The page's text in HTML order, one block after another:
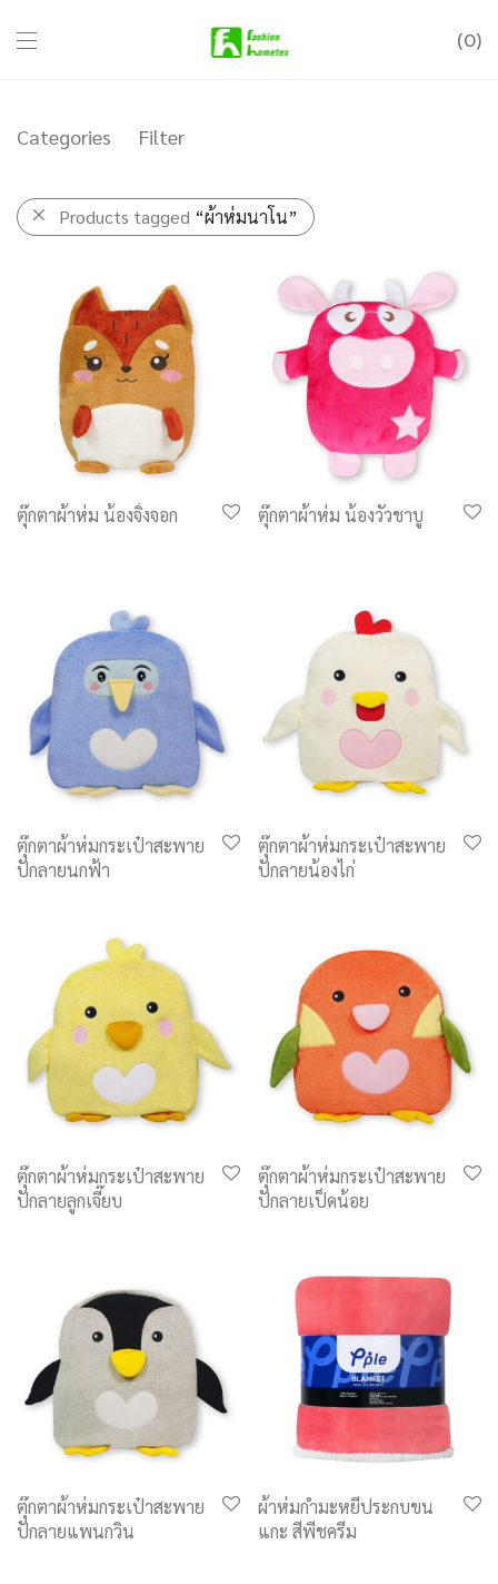
0
Categories Filter
Products tagged “ผ้าห่มนาโน”
ตุ๊กตาผ้าห่ม น้องจิ้งจอก ตุ๊กตาผ้าห่ม น้องวัวชาบู
ตุ๊กตาผ้าห่มกระเป๋าสะพาย
ปักลายนกฟ้า
ตุ๊กตาผ้าห่มกระเป๋าสะพาย
ปักลายน้องไก่
ตุ๊กตาผ้าห่มกระเป๋าสะพาย
ปักลายลูกเจี๊ยบ
ตุ๊กตาผ้าห่มกระเป๋าสะพาย
ปักลายเป็ดน้อย
ตุ๊กตาผ้าห่มกระเป๋าสะพาย
ปักลายแพนกวิน
ผ้าห่มกำมะหยี่ประกบขน
แกะ สีพีชครีม